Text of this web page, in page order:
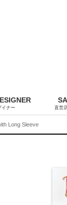
イナー 直営
Long Sleeve